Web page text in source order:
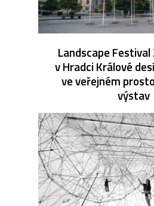
Landscape
v Hradci Králové
ve veřejném
výstav